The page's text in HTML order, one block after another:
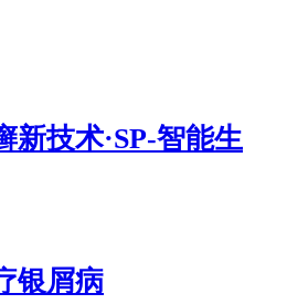
新技术·SP-智能生
银屑病